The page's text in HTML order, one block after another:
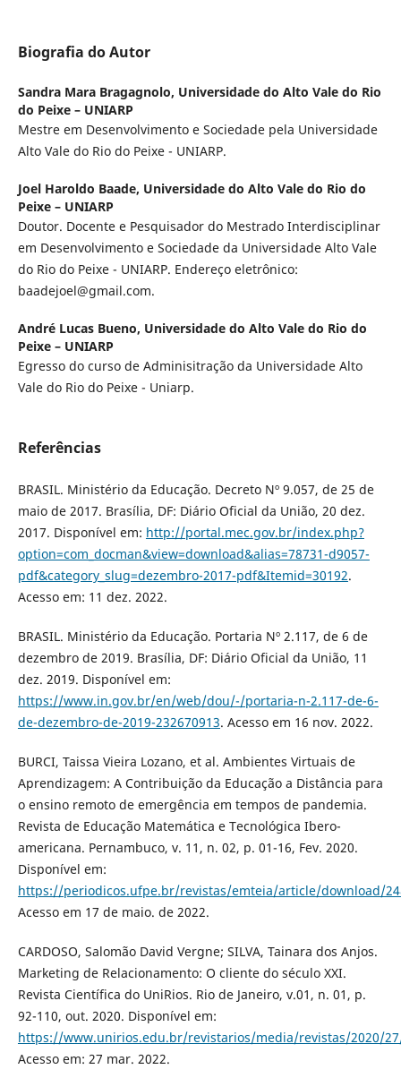
Biografia do Autor
Sandra Mara Bragagnolo, Universidade do Alto Vale do Rio
do Peixe – UNIARP
Mestre em Desenvolvimento e Sociedade pela Universidade
Alto Vale do Rio do Peixe - UNIARP.
Joel Haroldo Baade, Universidade do Alto Vale do Rio do
Peixe – UNIARP
Doutor. Docente e Pesquisador do Mestrado Interdisciplinar
em Desenvolvimento e Sociedade da Universidade Alto Vale
do Rio do Peixe - UNIARP. Endereço eletrônico:
baadejoel@gmail.com.
André Lucas Bueno, Universidade do Alto Vale do Rio do
Peixe – UNIARP
Egresso do curso de Adminisitração da Universidade Alto
Vale do Rio do Peixe - Uniarp.
Referências
BRASIL. Ministério da Educação. Decreto Nº 9.057, de 25 de
maio de 2017. Brasília, DF: Diário Oficial da União, 20 dez.
2017. Disponível em: http://portal.mec.gov.br/index.php?
option=com_docman&view=download&alias=78731-d9057-
pdf&category_slug=dezembro-2017-pdf&Itemid=30192.
Acesso em: 11 dez. 2022.
BRASIL. Ministério da Educação. Portaria Nº 2.117, de 6 de
dezembro de 2019. Brasília, DF: Diário Oficial da União, 11
dez. 2019. Disponível em:
https://www.in.gov.br/en/web/dou/-/portaria-n-2.117-de-6-
de-dezembro-de-2019-232670913. Acesso em 16 nov. 2022.
BURCI, Taissa Vieira Lozano, et al. Ambientes Virtuais de
Aprendizagem: A Contribuição da Educação a Distância para
o ensino remoto de emergência em tempos de pandemia.
Revista de Educação Matemática e Tecnológica Ibero-
americana. Pernambuco, v. 11, n. 02, p. 01-16, Fev. 2020.
Disponível em:
https://periodicos.ufpe.br/revistas/emteia/article/download/
Acesso em 17 de maio. de 2022.
CARDOSO, Salomão David Vergne; SILVA, Tainara dos Anjos.
Marketing de Relacionamento: O cliente do século XXI.
Revista Científica do UniRios. Rio de Janeiro, v.01, n. 01, p.
92-110, out. 2020. Disponível em:
https://www.unirios.edu.br/revistarios/media/revistas/2020/
Acesso em: 27 mar. 2022.